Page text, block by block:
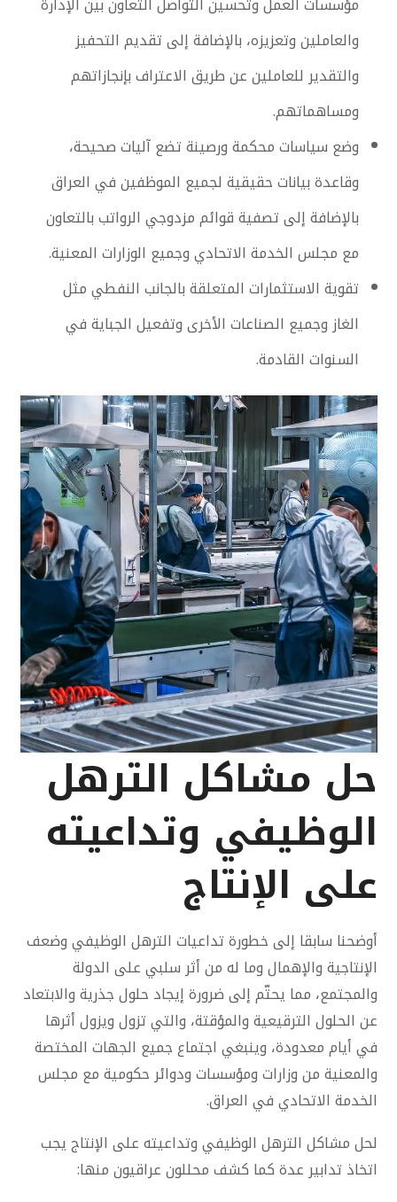
والعاملين وتعزيزه، بالإضافة إلى تقديم التحفيز
والتقدير للعاملين عن طريق الاعتراف بإنجازاتهم
ومساهماتهم.
وضع سياسات محكمة ورصينة تضع آليات صحيحة،
وقاعدة بيانات حقيقية لجميع الموظفين في العراق
بالإضافة إلى تصفية قوائم مزدوجي الرواتب بالتعاون
مع مجلس الخدمة الاتحادي وجميع الوزارات المعنية.
تقوية الاستثمارات المتعلقة بالجانب النفطي مثل
الغاز وجميع الصناعات الأخرى وتفعيل الجباية في
السنوات القادمة.
حل مشاكل الترهل
الوظيفي وتداعيته
على الإنتاج
أوضحنا سابقا إلى خطورة تداعيات الترهل الوظيفي وضعف
الإنتاجية والإهمال وما له من أثر سلبي على الدولة
والمجتمع، مما يحتّم إلى ضرورة إيجاد حلول جذرية والابتعاد
عن الحلول الترقيعية والمؤقتة، والتي تزول ويزول أثرها
في أيام معدودة، وينبغي اجتماع جميع الجهات المختصة
والمعنية من وزارات ومؤسسات ودوائر حكومية مع مجلس
الخدمة الاتحادي في العراق.
لحل مشاكل الترهل الوظيفي وتداعيته على الإنتاج يجب
اتخاذ تدابير عدة كما كشف محللون عراقيون منها: